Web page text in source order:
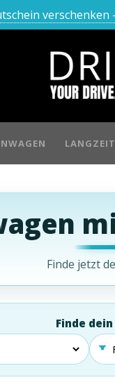
Finde jetzt
Finde